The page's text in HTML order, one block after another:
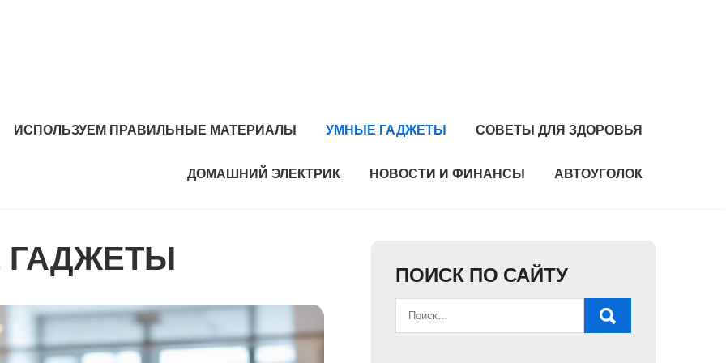
ИСПОЛЬЗУЕМ ПРАВИЛЬНЫЕ МАТЕРИАЛЫ УМНЫЕ ГАДЖЕТЫ СОВЕТЫ ДЛЯ ЗДОРОВЬЯ
ДОМАШНИЙ ЭЛЕКТРИК НОВОСТИ И ФИНАНСЫ АВТОУГОЛОК
ПОИСК ПО САЙТУ